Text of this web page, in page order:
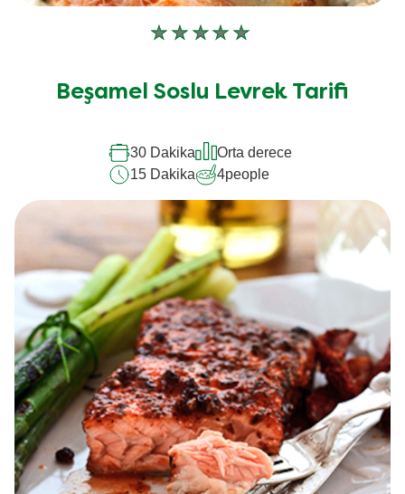
Bu
için
gönderilmedi
Beşamel Soslu Levrek Tarifi
30 Dakika
Orta derece
15 Dakika
4people